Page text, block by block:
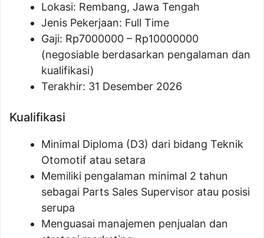
Lokasi: Rembang, Jawa Tengah
Jenis Pekerjaan: Full Time
Gaji: Rp7000000 – Rp10000000
(negosiable berdasarkan pengalaman dan
kualifikasi)
Terakhir: 31 Desember 2026
Kualifikasi
Minimal Diploma (D3) dari bidang Teknik
Otomotif atau setara
Memiliki pengalaman minimal 2 tahun
sebagai Parts Sales Supervisor atau posisi
serupa
Menguasai manajemen penjualan dan